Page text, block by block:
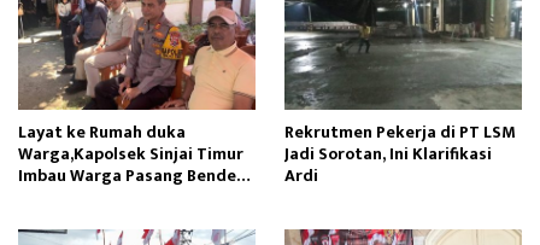
Layat ke Rumah duka
Warga,Kapolsek Sinjai Timur
Imbau Warga Pasang Bendera
Rekrutmen Pekerja di PT LSM
Jadi Sorotan, Ini Klarifikasi
Ardi